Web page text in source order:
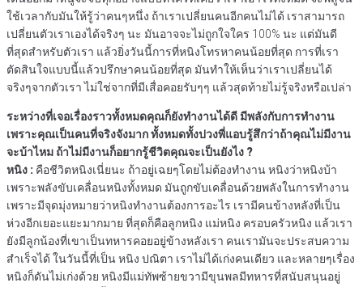
ใช้เวลากับมันให้รู้ว่าคนๆหนึ่ง ถ้าเราเปลี่ยนคนอีกคนไม่ได้ เราสามารถ
เปลี่ยนตัวเราเองได้จริงๆ นะ มันอาจจะไม่ถูกใจใคร 100% นะ แต่มันดี
ที่สุดสำหรับตัวเรา แล้วยิ่งวันนี้การที่หนิงโทรหาคนน้อยที่สุด การที่เรา
ตัดสินใจแบบนี้แล้วปรึกษาคนน้อยที่สุด มันทำให้เห็นว่าเราเปลี่ยนได้
จริงๆจากตัวเรา ไม่ใช่จากที่มีเสื่อคอยรับๆๆ แล้วสุดท้ายไม่รู้จริงหรือเปล่า
ระหว่างที่เจอเรื่องราวทั้งหมดคุณก็ยังทำงานได้ดี มีพลังกับการทำงาน
เพราะคุณเป็นคนที่จริงจังมาก ทั้งหมดทั้งปวงพี่แอบรู้สึกว่าถ้าคุณไม่มีงาน
จะบ้าไหม ถ้าไม่มีงานก็อยากรู้ชีวิตคุณจะเป็นยังไง ?
หนิง : คือชีวิตหนิงเนี่ยนะ ถ้าอยู่เฉยๆโดยไม่ต้องทำงาน หนิงว่าหนิงบ้า
เพราะพลังขับเคลื่อนหนิงทั้งหมด มันถูกขับเคลื่อนด้วยพลังในการทำงาน
เพราะมีจุดมุ่งหมายว่าหนิงทำงานต้องการอะไร เรามีคนข้างหลังที่เป็น
ห่วงอีกเยอะแยะมากมาย ที่สุดก็คือลูกหนิง แม่หนิง ครอบครัวหนิง แล้วเรา
ยังมีลูกน้องที่เขาเป็นทหารคอยอยู่ข้างหลังเรา คนเรามันจะประสบความ
สำเร็จได้ ในวันนี้ที่เป็น หนิง ปณิตา เราไม่ได้เก่งคนเดียว และหลายๆเรื่อง
หนิงก็ดันไม่เก่งด้วย หนิงมีแม่ทัพซ้ายขวามีขุนพลมีทหารที่สนับสนุนอยู่